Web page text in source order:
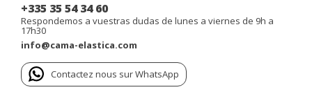
+335 35 54 34 60
Respondemos a vuestras dudas de lunes a viernes de 9h a
17h30
info@cama-elastica.com
Contactez nous sur WhatsApp